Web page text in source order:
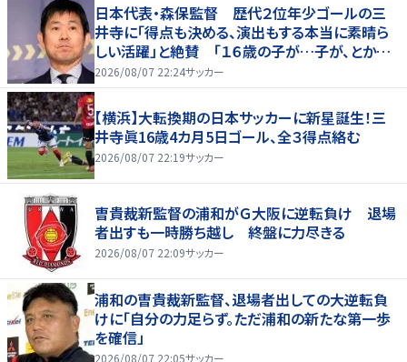
日本代表・森保監督 歴代２位年少ゴールの三
井寺に「得点も決める、演出もする本当に素晴ら
しい活躍」と絶賛 「１６歳の子が…子が、とかっ
て言ったら本当に失礼ですね」と自省
2026/08/07 22:24サッカー
【横浜】大転換期の日本サッカーに新星誕生！三
井寺眞16歳4カ月5日ゴール、全３得点絡む
2026/08/07 22:19サッカー
曺貴裁新監督の浦和がＧ大阪に逆転負け 退場
者出すも一時勝ち越し 終盤に力尽きる
2026/08/07 22:09サッカー
浦和の曺貴裁新監督、退場者出しての大逆転負
けに「自分の力足らず。ただ浦和の新たな第一歩
を確信」
2026/08/07 22:05サッカー